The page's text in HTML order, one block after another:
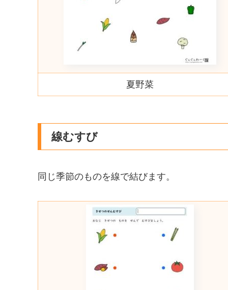
夏野菜
線むすび
同じ季節のものを線で結びます。